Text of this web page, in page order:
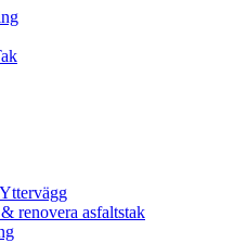
renovera asfaltstak